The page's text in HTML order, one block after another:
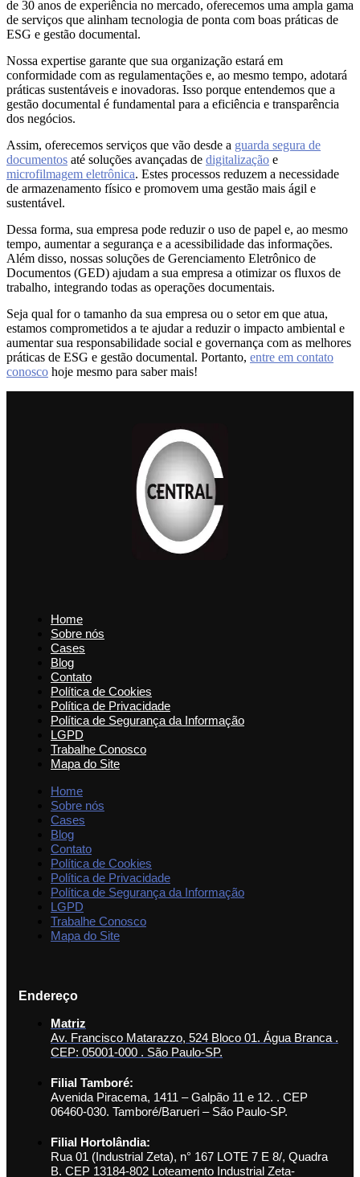
de 30 anos de experiência no mercado, oferecemos uma ampla gama
de serviços que alinham tecnologia de ponta com boas práticas de
ESG e gestão documental.
Nossa expertise garante que sua organização estará em
conformidade com as regulamentações e, ao mesmo tempo, adotará
práticas sustentáveis e inovadoras. Isso porque entendemos que a
gestão documental é fundamental para a eficiência e transparência
dos negócios.
Assim, oferecemos serviços que vão desde a guarda segura de
documentos até soluções avançadas de digitalização e
microfilmagem eletrônica. Estes processos reduzem a necessidade
de armazenamento físico e promovem uma gestão mais ágil e
sustentável.
Dessa forma, sua empresa pode reduzir o uso de papel e, ao mesmo
tempo, aumentar a segurança e a acessibilidade das informações.
Além disso, nossas soluções de Gerenciamento Eletrônico de
Documentos (GED) ajudam a sua empresa a otimizar os fluxos de
trabalho, integrando todas as operações documentais.
Seja qual for o tamanho da sua empresa ou o setor em que atua,
estamos comprometidos a te ajudar a reduzir o impacto ambiental e
aumentar sua responsabilidade social e governança com as melhores
práticas de ESG e gestão documental. Portanto, entre em contato
conosco hoje mesmo para saber mais!
Home
Sobre nós
Cases
Blog
Contato
Política de Cookies
Política de Privacidade
Política de Segurança da Informação
LGPD
Trabalhe Conosco
Mapa do Site
Home
Sobre nós
Cases
Blog
Contato
Política de Cookies
Política de Privacidade
Política de Segurança da Informação
LGPD
Trabalhe Conosco
Mapa do Site
Endereço
Matriz
Av. Francisco Matarazzo, 524 Bloco 01. Água Branca .
CEP: 05001-000 . São Paulo-SP.
Filial Tamboré:
Avenida Piracema, 1411 – Galpão 11 e 12. . CEP
06460-030. Tamboré/Barueri – São Paulo-SP.
Filial Hortolândia:
Rua 01 (Industrial Zeta), n° 167 LOTE 7 E 8/, Quadra
B. CEP 13184-802 Loteamento Industrial Zeta-